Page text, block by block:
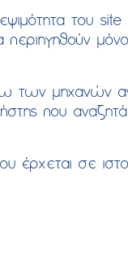
του
των μηχανών
που
έρχεται σε